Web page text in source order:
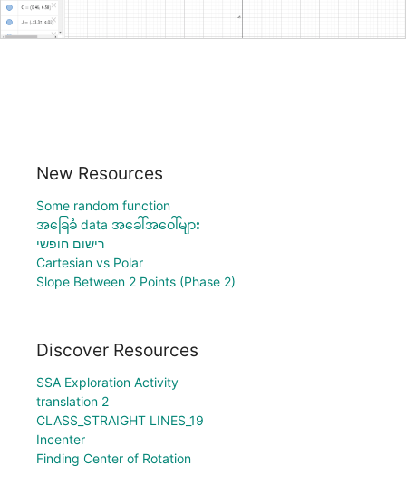
New Resources
Some random function
အခြေခံ data အခေါ်အဝေါ်များ
רישום חופשי
Cartesian vs Polar
Slope Between 2 Points (Phase 2)
Discover Resources
SSA Exploration Activity
translation 2
CLASS_STRAIGHT LINES_19
Incenter
Finding Center of Rotation